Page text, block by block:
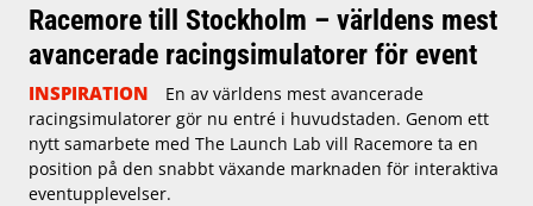
Racemore till Stockholm – världens mest
avancerade racingsimulatorer för event
INSPIRATION
En av världens mest avancerade
racingsimulatorer gör nu entré i huvudstaden. Genom ett
nytt samarbete med The Launch Lab vill Racemore ta en
position på den snabbt växande marknaden för interaktiva
eventupplevelser.